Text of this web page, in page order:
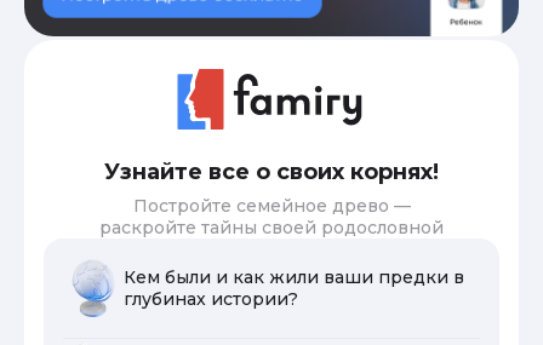
Узнайте все о своих корнях!
Постройте семейное древо —
раскройте тайны своей родословной
Кем были и как жили ваши предки в
глубинах истории?